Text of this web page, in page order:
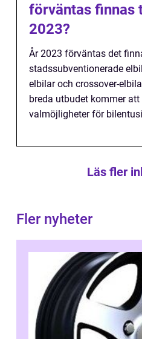
förväntas finnas
2023?
År 2023 förväntas det
stadssubventionerade
elbilar och crossover-
breda utbudet kommer
valmöjligheter för
Läs fler
Fler nyheter